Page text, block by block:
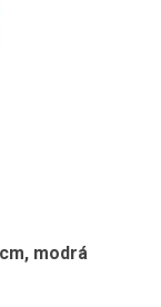
modrá